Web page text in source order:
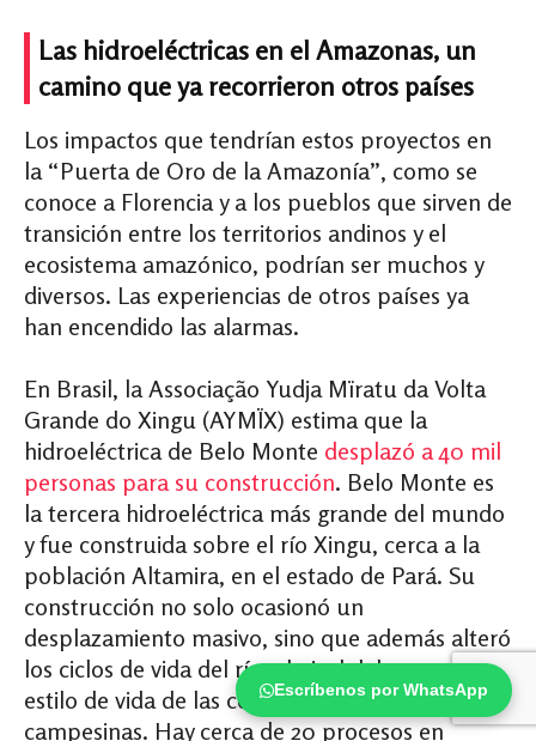
Escríbenos por WhatsApp
Las hidroeléctricas en el Amazonas, un
camino que ya recorrieron otros países
Los impactos que tendrían estos proyectos en
la “Puerta de Oro de la Amazonía”, como se
conoce a Florencia y a los pueblos que sirven de
transición entre los territorios andinos y el
ecosistema amazónico, podrían ser muchos y
diversos. Las experiencias de otros países ya
han encendido las alarmas.
En Brasil, la Associação Yudja Mïratu da Volta
Grande do Xingu (AYMÏX) estima que la
hidroeléctrica de Belo Monte desplazó a 40 mil
personas para su construcción. Belo Monte es
la tercera hidroeléctrica más grande del mundo
y fue construida sobre el río Xingu, cerca a la
población Altamira, en el estado de Pará. Su
construcción no solo ocasionó un
desplazamiento masivo, sino que además alteró
los ciclos de vida del río, el nivel del agua y el
estilo de vida de las comunidades indígenas y
campesinas. Hay cerca de 20 procesos en